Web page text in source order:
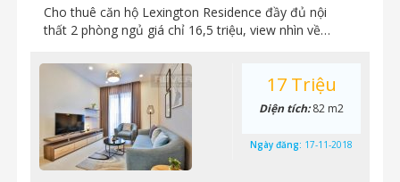
Cho thuê căn hộ Lexington Residence đầy đủ nội
thất 2 phòng ngủ giá chỉ 16,5 triệu, view nhìn về…
17 Triệu
Diện tích:82 m2
Ngày đăng: 17-11-2018